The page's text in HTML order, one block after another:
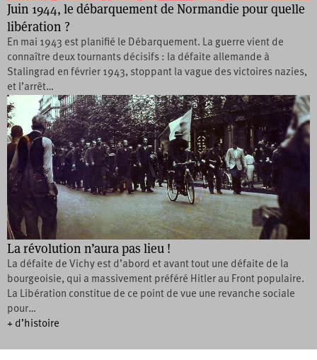
Juin 1944, le débarquement de Normandie pour quelle
libération ?
En mai 1943 est planifié le Débarquement. La guerre vient de
connaître deux tournants décisifs : la défaite allemande à
Stalingrad en février 1943, stoppant la vague des victoires nazies,
et l’arrêt…
La révolution n’aura pas lieu !
La défaite de Vichy est d’abord et avant tout une défaite de la
bourgeoisie, qui a massivement préféré Hitler au Front populaire.
La Libération constitue de ce point de vue une revanche sociale
pour…
+ d’histoire